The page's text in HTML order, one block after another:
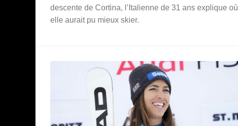
descente de Cortina, l’Italienne de 31 ans explique où
elle aurait pu mieux skier.